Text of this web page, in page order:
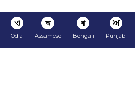
ଏ
Odia
অ
Assamese
বা
Bengali
ਅ
Punjabi